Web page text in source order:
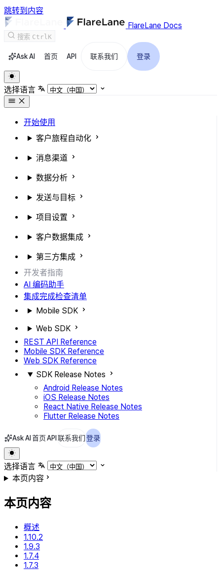
跳转到内容
FlareLane Docs
搜索 CtrlK
Ask AI 首页 API 联系我们 登录
选择语言
开始使用
客户旅程自动化
消息渠道
数据分析
发送与目标
项目设置
客户数据集成
第三方集成
开发者指南
AI 编码助手
集成完成检查清单
Mobile SDK
Web SDK
REST API Reference
Mobile SDK Reference
Web SDK Reference
SDK Release Notes
Android Release Notes
iOS Release Notes
React Native Release Notes
Flutter Release Notes
Ask AI 首页API 联系我们 登录
选择语言
本页内容
本页内容
概述
1.10.2
1.9.3
1.7.4
1.7.3